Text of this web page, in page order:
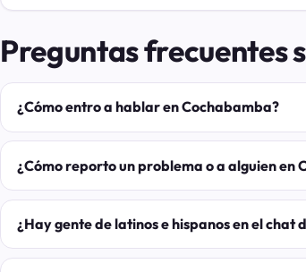
Preguntas frecuentes
¿Cómo entro a hablar en Cochabamba?
¿Cómo reporto un problema o a alguien en
¿Hay gente de latinos e hispanos en el chat